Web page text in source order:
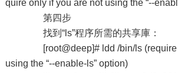
quire only if you are not using the “--
第四步
找到“ls”程序所需的共享庫：
[root@deep]# ldd /bin/ls (require
using the “--enable-ls” option)